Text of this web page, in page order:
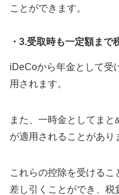
ことができます。
・3.受取時も一定額まで
iDeCoから年金として受
用されます。
また、一時金としてま
が適用されることがあり
これらの控除を受ける
差し引くことができ、税